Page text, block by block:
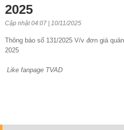
2025
Cập nhật 04:07 | 10/11/2025
Thông báo số 131/2025 V/v đơn giá
2025
Like fanpage TVAD